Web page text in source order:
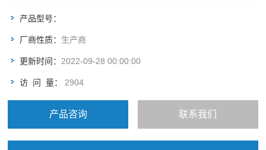
产品型号：
厂商性质： 生产商
更新时间： 2022-09-28 00:00:00
访 问 量： 2904
产品咨询 联系我们